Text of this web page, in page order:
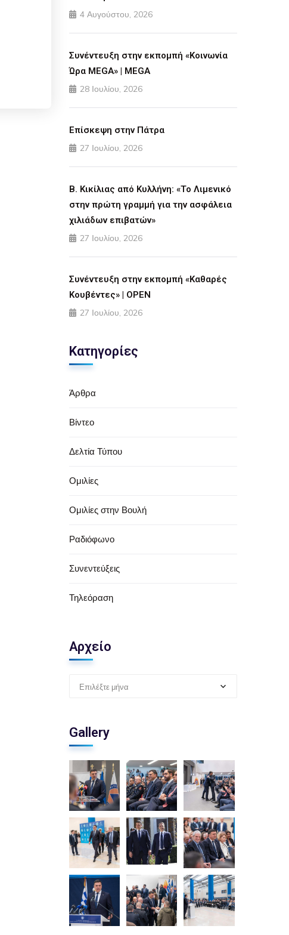
4 Αυγούστου, 2026
Συνέντευξη στην εκπομπή «Κοινωνία
Ώρα MEGA» | MEGA
28 Ιουλίου, 2026
Επίσκεψη στην Πάτρα
27 Ιουλίου, 2026
Β. Κικίλιας από Κυλλήνη: «Το Λιμενικό
στην πρώτη γραμμή για την ασφάλεια
χιλιάδων επιβατών»
27 Ιουλίου, 2026
Συνέντευξη στην εκπομπή «Καθαρές
Κουβέντες» | OPEN
27 Ιουλίου, 2026
Κατηγορίες
Άρθρα
Βίντεο
Δελτία Τύπου
Ομιλίες
Ομιλίες στην Βουλή
Ραδιόφωνο
Συνεντεύξεις
Τηλεόραση
Αρχείο
Επιλέξτε μήνα
Gallery